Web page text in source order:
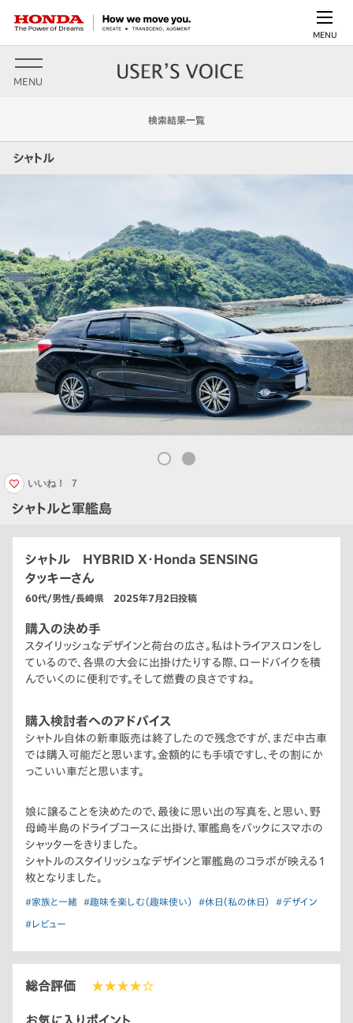
MENU
MENU
検索結果一覧
シャトル
シャトルと軍艦島
いいね！ 7
シャトル HYBRID X・Honda SENSING
タッキーさん
60代/男性/長崎県 2025年7月2日投稿
購入の決め手
スタイリッシュなデザインと荷台の広さ。私はトライアスロンをし
ているので、各県の大会に出掛けたりする際、ロードバイクを積
んでいくのに便利です。そして燃費の良さですね。
購入検討者へのアドバイス
シャトル自体の新車販売は終了したので残念ですが、まだ中古車
では購入可能だと思います。金額的にも手頃ですし、その割にか
っこいい車だと思います。
娘に譲ることを決めたので、最後に思い出の写真を、と思い、野
母崎半島のドライブコースに出掛け、軍艦島をバックにスマホの
シャッターをきりました。
シャトルのスタイリッシュなデザインと軍艦島のコラボが映える1
枚となりました。
#家族と一緒 #趣味を楽しむ（趣味使い） #休日（私の休日） #デザイン
#レビュー
総合評価 ★★★★☆